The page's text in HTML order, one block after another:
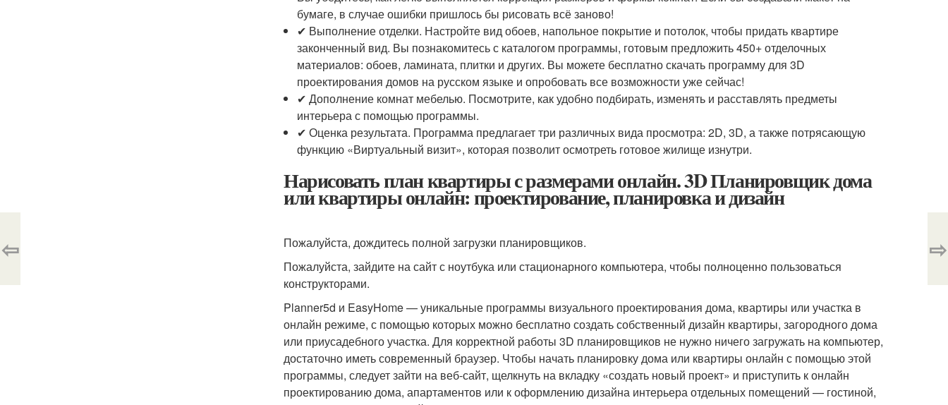
бумаге, в случае ошибки пришлось бы рисовать всё заново!
✔ Выполнение отделки. Настройте вид обоев, напольное покрытие и потолок, чтобы придать квартире
законченный вид. Вы познакомитесь с каталогом программы, готовым предложить 450+ отделочных
материалов: обоев, ламината, плитки и других. Вы можете бесплатно скачать программу для 3D
проектирования домов на русском языке и опробовать все возможности уже сейчас!
✔ Дополнение комнат мебелью. Посмотрите, как удобно подбирать, изменять и расставлять предметы
интерьера с помощью программы.
✔ Оценка результата. Программа предлагает три различных вида просмотра: 2D, 3D, а также потрясающую
функцию «Виртуальный визит», которая позволит осмотреть готовое жилище изнутри.
Нарисовать план квартиры с размерами онлайн. 3D Планировщик дома
или квартиры онлайн: проектирование, планировка и дизайн
Пожалуйста, дождитесь полной загрузки планировщиков.
Пожалуйста, зайдите на сайт с ноутбука или стационарного компьютера, чтобы полноценно пользоваться
конструкторами.
Planner5d и EasyHome — уникальные программы визуального проектирования дома, квартиры или участка в
онлайн режиме, с помощью которых можно бесплатно создать собственный дизайн квартиры, загородного дома
или приусадебного участка. Для корректной работы 3D планировщиков не нужно ничего загружать на компьютер,
достаточно иметь современный браузер. Чтобы начать планировку дома или квартиры онлайн с помощью этой
программы, следует зайти на веб-сайт, щелкнуть на вкладку «создать новый проект» и приступить к онлайн
проектированию дома, апартаментов или к оформлению дизайна интерьера отдельных помещений — гостиной,
⇦ ⇨